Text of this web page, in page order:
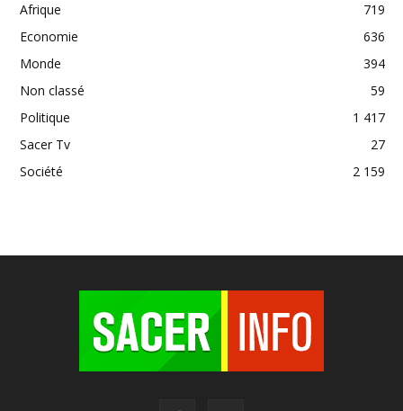
Afrique
719
Economie
636
Monde
394
Non classé
59
Politique
1 417
Sacer Tv
27
Société
2 159